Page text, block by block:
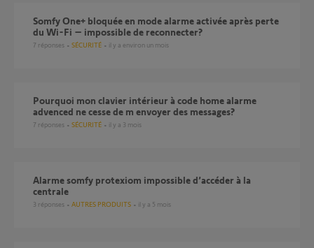
Somfy One+ bloquée en mode alarme activée après perte
du Wi-Fi – impossible de reconnecter?
7 réponses SÉCURITÉ il y a environ un mois
Pourquoi mon clavier intérieur à code home alarme
advenced ne cesse de m envoyer des messages?
7 réponses SÉCURITÉ il y a 3 mois
Alarme somfy protexiom impossible d’accéder à la
centrale
3 réponses AUTRES PRODUITS il y a 5 mois